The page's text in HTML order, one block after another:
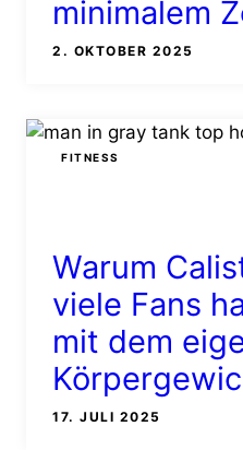
minimalem
2. OKTOBER 2025
FITNESS
Warum
viele Fans
mit dem
17. JULI 2025